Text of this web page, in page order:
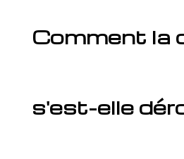
Comment la
s'est-elle